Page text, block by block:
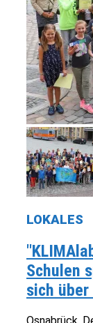
LOKALES
Schulen
sich über